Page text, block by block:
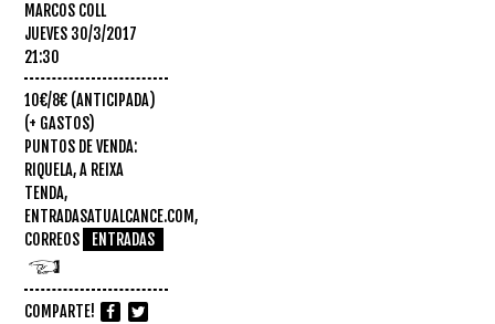
MARCOS COLL
JUEVES 30/3/2017
21:30
10€/8€ (ANTICIPADA)
(+ GASTOS)
PUNTOS DE VENDA:
RIQUELA, A REIXA
TENDA,
ENTRADASATUALCANCE.COM,
CORREOS
ENTRADAS
COMPARTE!